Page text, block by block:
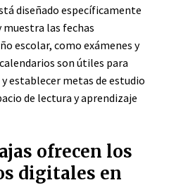
diseñado específicamente
las fechas
escolar, como exámenes y
son útiles para
establecer metas de estudio
de lectura y aprendizaje
ofrecen los
digitales en